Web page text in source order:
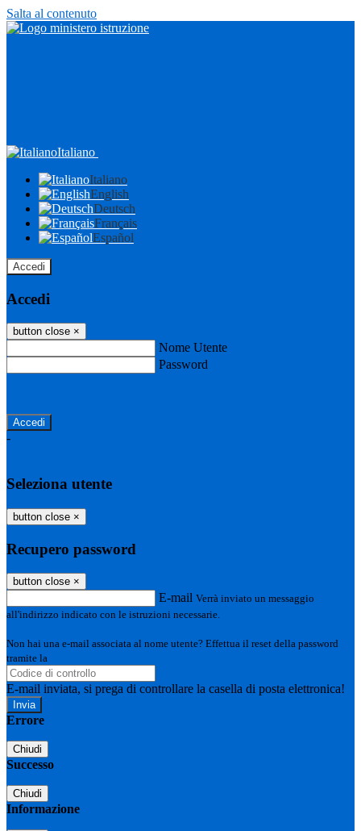
Salta al contenuto
Italiano
Italiano
English
Deutsch
Français
Español
Accedi
Accedi
button close ×
Nome Utente
Password
-
Seleziona utente
button close ×
Recupero password
button close ×
E-mail Verrà inviato un messaggio
all'indirizzo indicato con le istruzioni necessarie.
Non hai una e-mail associata al nome utente? Effettua il reset della password
tramite la
E-mail inviata, si prega di controllare la casella di posta elettronica!
Errore
Chiudi
Successo
Chiudi
Informazione